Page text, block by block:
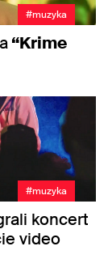
#muzyka
“Krime
#muzyka
koncert
video